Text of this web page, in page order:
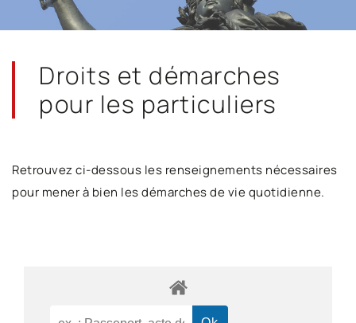
Droits et démarches
pour les particuliers
Retrouvez ci-dessous les renseignements nécessaires
pour mener à bien les démarches de vie quotidienne.